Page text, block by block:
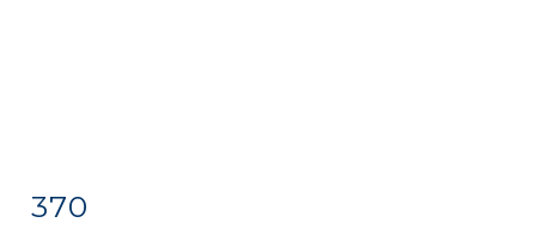
Item detail
370